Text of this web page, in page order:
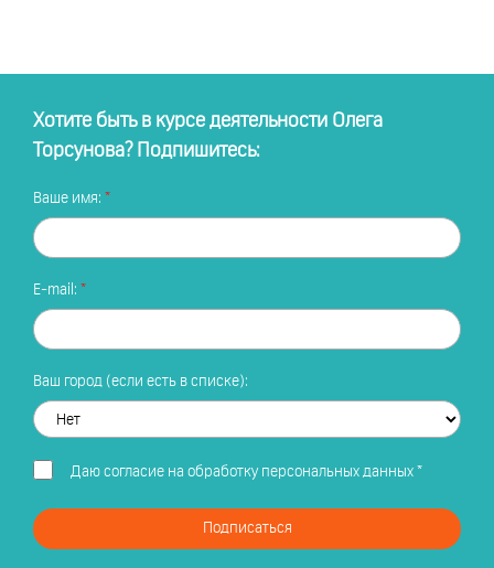
Хотите быть в курсе деятельности Олега
Торсунова? Подпишитесь:
Ваше имя:
E-mail:
Ваш город (если есть в списке):
Даю согласие на обработку персональных данных*
Подписаться